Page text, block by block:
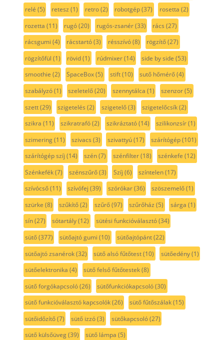
relé (5) retesz (1) retro(2) robotgép(37) rosetta (2)
rozetta (11) rugó(20) rugós-zsanér(33) rács (27)
rácsgumi (4) rácstartó(3) résszívó(8) rögzítő(27)
rögzítőfül (1) rövid(1) rúdmixer(14) side by side (53)
smoothie (2) SpaceBox(5) stift(10) sutő hőmérő(4)
szabályzó(1) szeletelő(20) szennytálca (1) szenzor(5)
szett(29) szigetelés (2) szigetelő(3) szigetelőcsík(2)
szikra (11) szikratrafó(2) szikráztató(14) szilikonzsír(1)
szimering(11) szivacs (3) szivattyú(17) szárítógép(101)
szárítógép szíj (14) szén(7) szénfilter(18) szénkefe (12)
Szénkefék(7) szénszűrő(3) Szíj (6) színtelen(17)
szívócső(11) szívófej (39) szórókar(36) szöszemelő(1)
szürke (8) szűkítő(2) szűrő(97) szűrőház (5) sárga (1)
sín(27) sótartály(12) sütési funkcióválasztó(34)
sütő(377) sütőajtó gumi (10) sütőajtópánt(22)
sütőajtó zsanérok(32) sütő alsó fűtőtest(10) sütőedény(1)
sütőelektronika (4) sütő felső fűtőtestek(8)
sütő forgókapcsoló(26) sütőfunkciókapcsoló(30)
sütő funkcióválasztó kapcsolók(26) sütő fűtőszálak(15)
sütőidőzítő(7) sütő izzó(3) sütőkapcsoló(27)
sütő külsőüveg(39) sütő lámpa (5)